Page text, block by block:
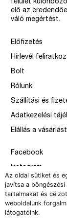
Az oldal sütiket és
javítsa a
tartalmakat és
weboldalunk
látogatóink.
felület
elő az
váló megértést.
Előfizetés
Hírlevél
Bolt
Rólunk
Szállítási és
Adatkezelési
Elállás a
Facebook
Instagram
Issue
–
design by